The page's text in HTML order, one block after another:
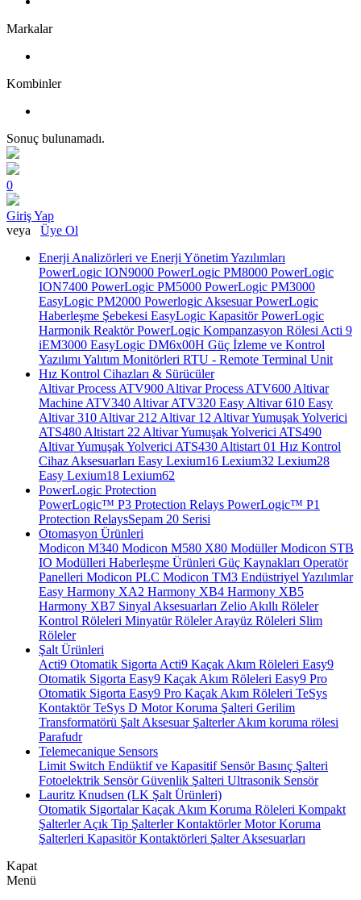
Markalar
Kombinler
Sonuç bulunamadı.
0
Giriş Yap
veya Üye Ol
Enerji Analizörleri ve Enerji Yönetim Yazılımları
PowerLogic ION9000 PowerLogic PM8000 PowerLogic
ION7400 PowerLogic PM5000 PowerLogic PM3000
EasyLogic PM2000 Powerlogic AksesuarPowerLogic
Haberleşme Şebekesi EasyLogic KapasitörPowerLogic
Harmonik ReaktörPowerLogic Kompanzasyon Rölesi Acti 9
iEM3000 EasyLogic DM6x00H Güç İzleme ve Kontrol
Yazılımı Yalıtım Monitörleri RTU - Remote Terminal Unit
Hız Kontrol Cihazları & Sürücüler
Altivar Process ATV900 Altivar Process ATV600 Altivar
Machine ATV340 Altivar ATV320 Easy Altivar 610 Easy
Altivar 310 Altivar 212 Altivar 12 Altivar Yumuşak Yolverici
ATS480 Altistart 22 Altivar Yumuşak Yolverici ATS490
Altivar Yumuşak Yolverici ATS430 Altistart 01 Hız Kontrol
Cihaz Aksesuarları Easy Lexium16 Lexium32 Lexium28
Easy Lexium18 Lexium62
PowerLogic Protection
PowerLogic™ P3 Protection Relays PowerLogic™ P1
Protection Relays​Sepam 20 Serisi
Otomasyon Ürünleri
Modicon M340 Modicon M580 X80 ModüllerModicon STB
IO Modülleri Haberleşme Ürünleri Güç Kaynakları Operatör
Panelleri Modicon PLC Modicon TM3 Endüstriyel Yazılımlar
Easy Harmony XA2 Harmony XB4 Harmony XB5
Harmony XB7 Sinyal Aksesuarları Zelio Akıllı Röleler
Kontrol Röleleri Minyatür RölelerArayüz Röleleri Slim
Röleler
Şalt Ürünleri
Acti9 Otomatik Sigorta Acti9 Kaçak Akım Röleleri Easy9
Otomatik Sigorta Easy9 Kaçak Akım Röleleri Easy9 Pro
Otomatik Sigorta Easy9 Pro Kaçak Akım Röleleri TeSys
KontaktörTeSys D Motor Koruma Şalteri Gerilim
Transformatörü Şalt Aksesuar ŞalterlerAkım koruma rölesi
Parafudr
Telemecanique Sensors
Limit Switch Endüktif ve Kapasitif SensörBasınç Şalteri
Fotoelektrik SensörGüvenlik Şalteri Ultrasonik Sensör
Lauritz Knudsen (LK Şalt Ürünleri)
Otomatik SigortalarKaçak Akım Koruma Röleleri Kompakt
ŞalterlerAçık Tip ŞalterlerKontaktörlerMotor Koruma
Şalterleri Kapasitör Kontaktörleri Şalter Aksesuarları
Kapat
Menü